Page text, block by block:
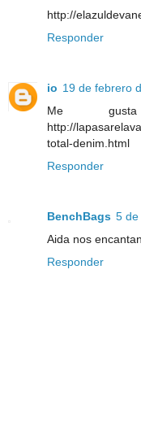
http://
Responder
io 19 de febrero
Me
http://
total-denim.html
Responder
BenchBags 5 de
Aida nos
Responder